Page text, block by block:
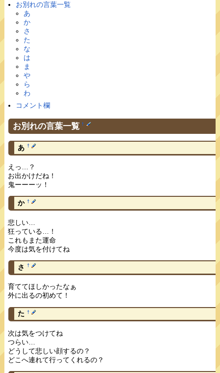
お別れの言葉一覧
あ
か
さ
た
な
は
ま
や
ら
わ
コメント欄
お別れの言葉一覧 †
あ †
えっ…？
お出かけだね！
鬼ーーーッ！
か †
悲しい…
狂っている…！
これもまた運命
今度は気を付けてね
さ †
育ててほしかったなぁ
外に出るの初めて！
た †
次は気をつけてね
つらい…
どうして悲しい顔するの？
どこへ連れて行ってくれるの？